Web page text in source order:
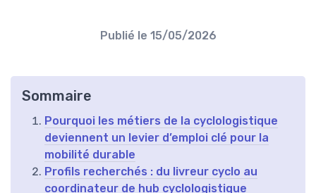
Publié le 15/05/2026
Sommaire
Pourquoi les métiers de la cyclologistique
deviennent un levier d’emploi clé pour la
mobilité durable
Profils recherchés : du livreur cyclo au
coordinateur de hub cyclologistique